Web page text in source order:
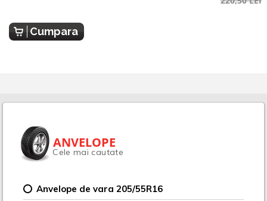
Cumpara
ANVELOPE
Cele mai cautate
Anvelope de vara 205/55R16